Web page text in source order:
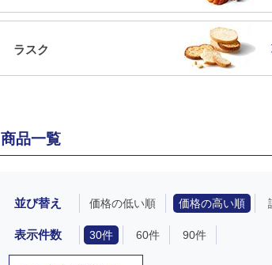
ラスク
商品一覧
並び替え 価格の低い順 価格の高い順
表示件数 30件 60件 90件